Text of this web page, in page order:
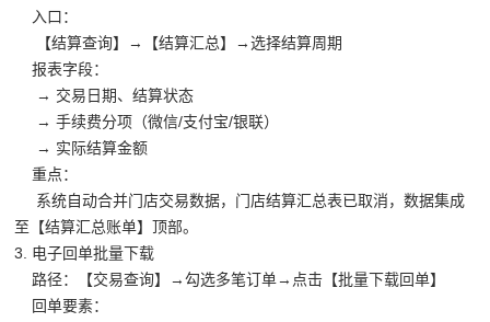
入口：
【结算查询】→【结算汇总】→选择结算周期
报表字段：
→ 交易日期、结算状态
→ 手续费分项（微信/支付宝/银联）
→ 实际结算金额
重点：
系统自动合并门店交易数据，门店结算汇总表已取消，数据集成
至【结算汇总账单】顶部。
3. 电子回单批量下载
路径：【交易查询】→勾选多笔订单→点击【批量下载回单】
回单要素：